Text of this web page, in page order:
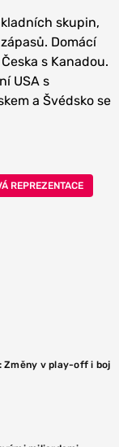
skupin,
Domácí
s Kanadou.
USA s
a Švédsko se
REPREZENTACE
Změny v play-off i boj